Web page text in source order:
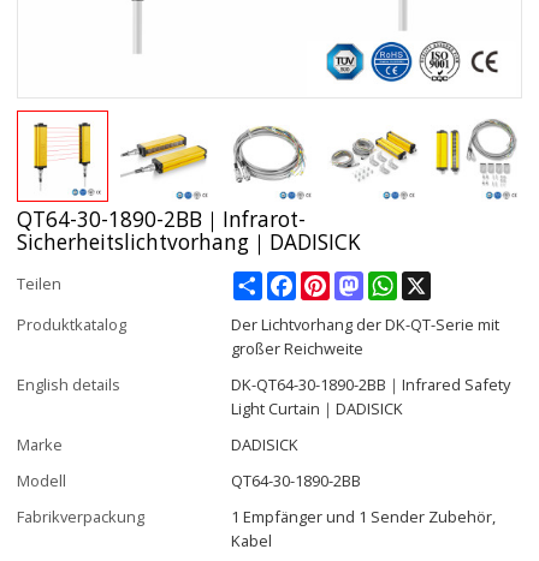
QT64-30-1890-2BB｜Infrarot-
Sicherheitslichtvorhang｜DADISICK
Teilen ShareFacebookPinterestMastodonWhatsApp
Produktkatalog
Der Lichtvorhang der DK-QT-Serie mit
großer Reichweite
English details
DK-QT64-30-1890-2BB｜Infrared Safety
Light Curtain｜DADISICK
Marke
DADISICK
Modell
QT64-30-1890-2BB
Fabrikverpackung
1 Empfänger und 1 Sender Zubehör,
Kabel